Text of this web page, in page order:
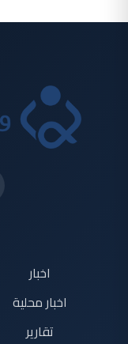
اخبار
اخبار محلية
تقارير